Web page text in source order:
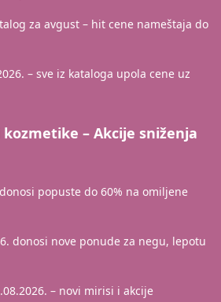
za avgust – hit cene nameštaja do
– sve iz kataloga upola cene uz
– Akcije sniženja
popuste do 60% na omiljene
donosi nove ponude za negu, lepotu
– novi mirisi i akcije